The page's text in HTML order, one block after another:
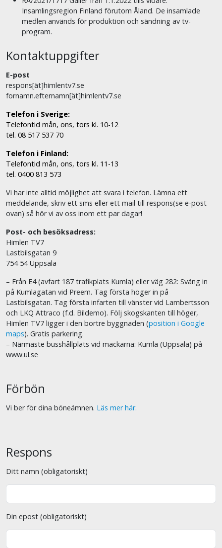
Insamlingsregion Finland förutom Åland. De insamlade
medlen används för produktion och sändning av tv-
program.
Kontaktuppgifter
E-post
respons[ät]himlentv7.se
fornamn.efternamn[ät]himlentv7.se
Telefon i Sverige:
Telefontid mån, ons, tors kl. 10-12
tel. 08 517 537 70
Telefon i Finland:
Telefontid mån, ons, tors kl. 11-13
tel. 0400 813 573
Vi har inte alltid möjlighet att svara i telefon. Lämna ett
meddelande, skriv ett sms eller ett mail till respons(se e-post
ovan) så hör vi av oss inom ett par dagar!
Post- och besöksadress:
Himlen TV7
Lastbilsgatan 9
754 54 Uppsala
– Från E4 (avfart 187 trafikplats Kumla) eller väg 282: Sväng in
på Kumlagatan vid Preem. Tag första höger in på
Lastbilsgatan. Tag första infarten till vänster vid Lambertsson
och LKQ Attraco (f.d. Bildemo). Följ skogskanten till höger,
Himlen TV7 ligger i den bortre byggnaden (position i Google
maps). Gratis parkering.
– Närmaste busshållplats vid mackarna: Kumla (Uppsala) på
www.ul.se
Förbön
Vi ber för dina böneämnen. Läs mer här.
Respons
Ditt namn (obligatoriskt)
Din epost (obligatoriskt)